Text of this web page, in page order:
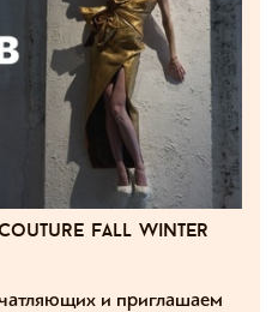
couture fall winter
и приглашаем